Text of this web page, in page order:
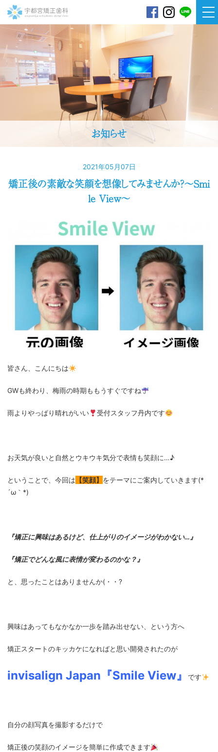
宇都宮矯正歯科
お知らせ
2021年05月07日
矯正後の素敵な笑顔を想像してみませんか？～Smi
le View～
皆さん、こんにちは
GWも終わり、梅雨の時期ももうすぐですね
雨よりやっぱり晴れがいい 受付スタッフ丹内です
お天気が良いと自然とウキウキ気分で表情も笑顔に…♪
ということで、今回は 【笑顔】 をテーマにご案内していきます(*
´ω｀*)
『矯正に興味はあるけど、仕上がりのイメージがわかない…』
『矯正でどんな風に表情が変わるのかな？』
と、思ったことはありませんか(・・?
興味はあってもなかなか一歩を踏み出せない、という方へ
矯正スタートのキッカケになればと思い開発されたのが
invisalign Japan『Smile View』 です
自分の顔写真を撮影するだけで
矯正後の笑顔のイメージを簡単に作成できます